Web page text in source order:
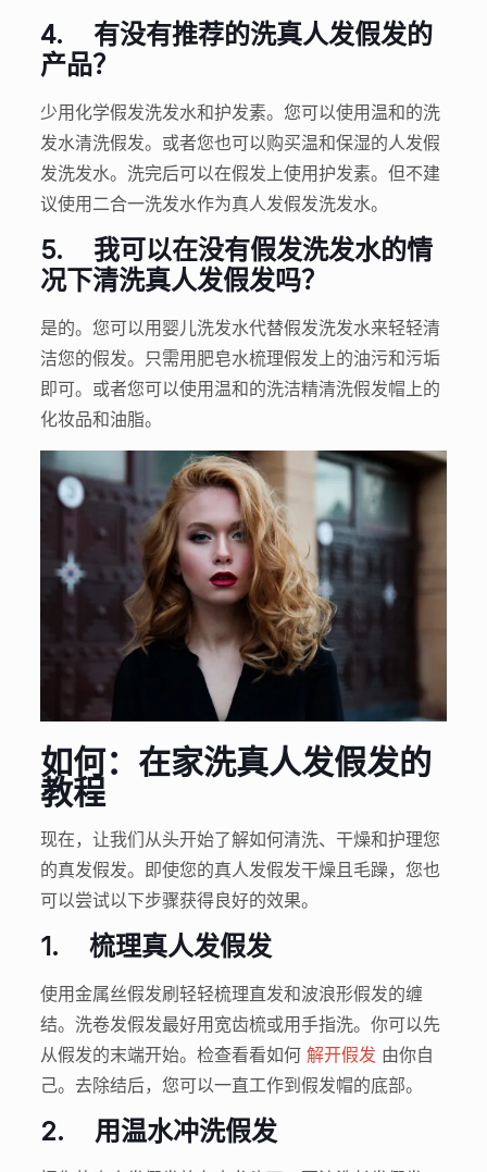
4. 有没有推荐的洗真人发假发的
产品？
少用化学假发洗发水和护发素。您可以使用温和的洗
发水清洗假发。或者您也可以购买温和保湿的人发假
发洗发水。洗完后可以在假发上使用护发素。但不建
议使用二合一洗发水作为真人发假发洗发水。
5. 我可以在没有假发洗发水的情
况下清洗真人发假发吗？
是的。您可以用婴儿洗发水代替假发洗发水来轻轻清
洁您的假发。只需用肥皂水梳理假发上的油污和污垢
即可。或者您可以使用温和的洗洁精清洗假发帽上的
化妆品和油脂。
如何：在家洗真人发假发的
教程
现在，让我们从头开始了解如何清洗、干燥和护理您
的真发假发。即使您的真人发假发干燥且毛躁，您也
可以尝试以下步骤获得良好的效果。
1. 梳理真人发假发
使用金属丝假发刷轻轻梳理直发和波浪形假发的缠
结。洗卷发假发最好用宽齿梳或用手指洗。你可以先
从假发的末端开始。检查看看如何 解开假发 由你自
己。去除结后，您可以一直工作到假发帽的底部。
2. 用温水冲洗假发